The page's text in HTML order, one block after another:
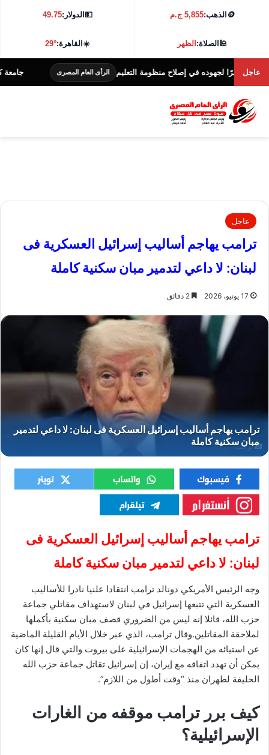
🪙 الذهب:5,855 ج.م 💵الدولار:49.75
🕌الصلاة:الظهر ☀️القاهرة:29°
عاجل
لجهوده في إصلاح منظومة التعليم الرأى العام المصرى جامعة كفر الشيخ تطلق
عاجل
ترامب يهاجم أساليب إسرائيل العسكرية فى
لبنان: لا داعي لتدمير مبان سكنية كاملة
17 يونيو، 2026
ترامب
ترامب يهاجم أساليب إسرائيل العسكرية فى
لبنان: لا داعي لتدمير مبان سكنية كاملة
وجه الرئيس الأمريكي دونالد ترامب انتقادا علنيا نادرا للأساليب
العسكرية التي تتبعها إسرائيل في لبنان لاستهداف مقاتلي جماعة
حزب الله، قائلا إنه ليس من الضروري قصف مبان سكنية بأكملها
لملاحقة المقاتلين.وقال ترامب، الذي عبر خلال الأيام القليلة ‌الماضية
عن استيائه من الهجمات الإسرائيلية على بيروت والتي قال إنها كان
يمكن أن تهدد اتفاقه ‌مع إيران، ‌إن إسرائيل تقاتل جماعة حزب الله
الحليفة لطهران منذ “وقت أطول من اللازم”.
كيف برر ترامب موقفه من الغارات
الإسرائيلية؟